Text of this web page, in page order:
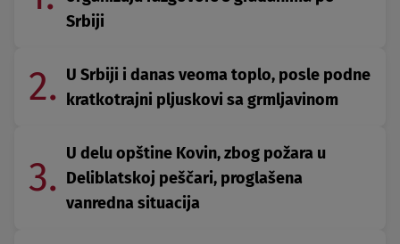
Srbiji
2. U Srbiji i danas veoma toplo, posle podne
kratkotrajni pljuskovi sa grmljavinom
3.
U delu opštine Kovin, zbog požara u
Deliblatskoj peščari, proglašena
vanredna situacija